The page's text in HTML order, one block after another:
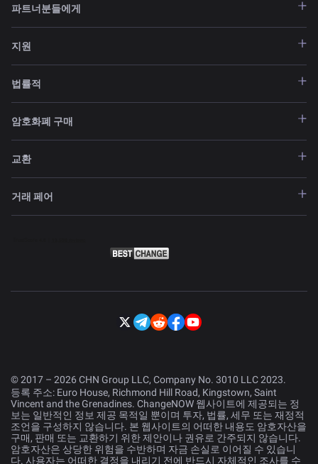
파트너분들에게
지원
법률적
암호화폐 구매
교환
거래 페어
© 2017 – 2026 CHN Group LLC, Company No. 3010 LLC 2023.
등록 주소: Euro House, Richmond Hill Road, Kingstown, Saint
Vincent and the Grenadines. ChangeNOW 웹사이트에 제공되는 정
보는 일반적인 정보 제공 목적일 뿐이며 투자, 법률, 세무 또는 재정적
조언을 구성하지 않습니다. 본 웹사이트의 어떠한 내용도 암호자산을
구매, 판매 또는 교환하기 위한 제안이나 권유로 간주되지 않습니다.
암호자산은 상당한 위험을 수반하며 자금 손실로 이어질 수 있습니
다. 사용자는 어떠한 결정을 내리기 전에 반드시 자체적인 조사를 수